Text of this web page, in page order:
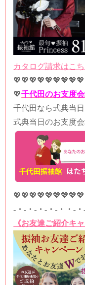
カタログ請求はこ
💖千代田のお支度
千代田なら式典当
式典当日のお支度
-・-・-・-・-・・-・-
《お友達ご紹介キ